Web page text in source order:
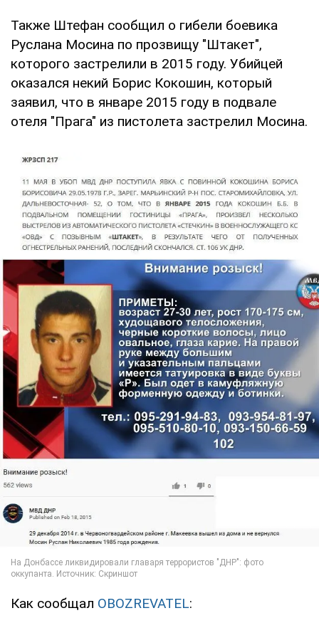
Также Штефан сообщил о гибели боевика
Руслана Мосина по прозвищу "Штакет",
которого застрелили в 2015 году. Убийцей
оказался некий Борис Кокошин, который
заявил, что в январе 2015 году в подвале
отеля "Прага" из пистолета застрелил Мосина.
Как сообщал OBOZREVATEL: